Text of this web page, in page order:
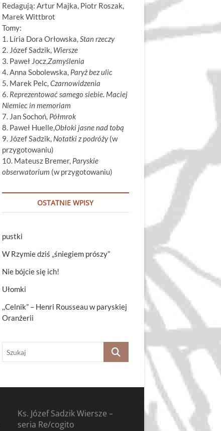
Redagują: Artur Majka, Piotr Roszak,
Marek Wittbrot
Tomy:
1. Líria Dora Orłowska,Stan rzeczy
2. Józef Sadzik, Wiersze
3. Paweł Jocz,Zamyślenia
4. Anna Sobolewska, Paryż bez ulic
5. Marek Pelc,Czarnowidzenia
6. Reprezentować samego siebie. Maciej
Niemiec in memoriam
7. Jan Sochoń, Półmrok
8. Paweł Huelle,Obłoki jasne nad tobą
9. Józef Sadzik, Notatki z podróży(w
przygotowaniu)
10. Mateusz Bremer, Paryskie
obserwatorium (w przygotowaniu)
OSTATNIE WPISY
pustki
W Rzymie dziś „śniegiem prószy”
Nie bójcie się ich!
Ułomki
,,Celnik” – Henri Rousseau w paryskiej
Oranżerii
Szukaj
Ks. Józef Sadzik Wiersze –
seria Re/cogito